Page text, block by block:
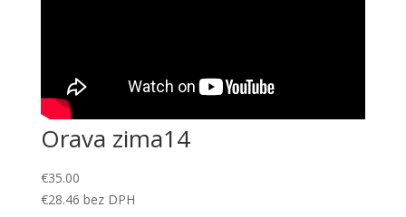
Orava zima14
€35.00
€28.46 bez DPH